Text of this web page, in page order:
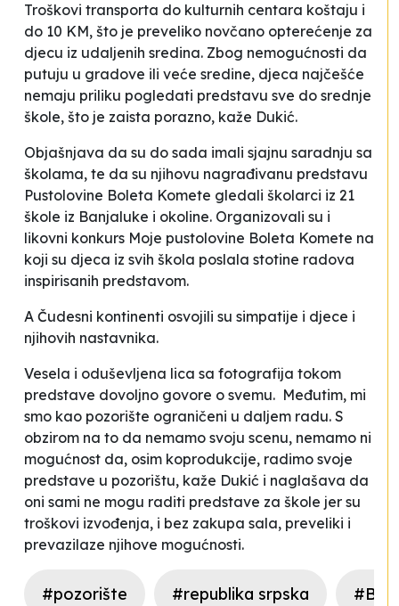
Troškovi transporta do kulturnih centara koštaju i
do 10 KM, što je preveliko novčano opterećenje za
djecu iz udaljenih sredina. Zbog nemogućnosti da
putuju u gradove ili veće sredine, djeca najčešće
nemaju priliku pogledati predstavu sve do srednje
škole, što je zaista porazno, kaže Dukić.
Objašnjava da su do sada imali sjajnu saradnju sa
školama, te da su njihovu nagrađivanu predstavu
Pustolovine Boleta Komete gledali školarci iz 21
škole iz Banjaluke i okoline. Organizovali su i
likovni konkurs Moje pustolovine Boleta Komete na
koji su djeca iz svih škola poslala stotine radova
inspirisanih predstavom.
A Čudesni kontinenti osvojili su simpatije i djece i
njihovih nastavnika.
Vesela i oduševljena lica sa fotografija tokom
predstave dovoljno govore o svemu. Međutim, mi
smo kao pozorište ograničeni u daljem radu. S
obzirom na to da nemamo svoju scenu, nemamo ni
mogućnost da, osim koprodukcije, radimo svoje
predstave u pozorištu, kaže Dukić i naglašava da
oni sami ne mogu raditi predstave za škole jer su
troškovi izvođenja, i bez zakupa sala, preveliki i
prevazilaze njihove mogućnosti.
#pozorište #republika srpska